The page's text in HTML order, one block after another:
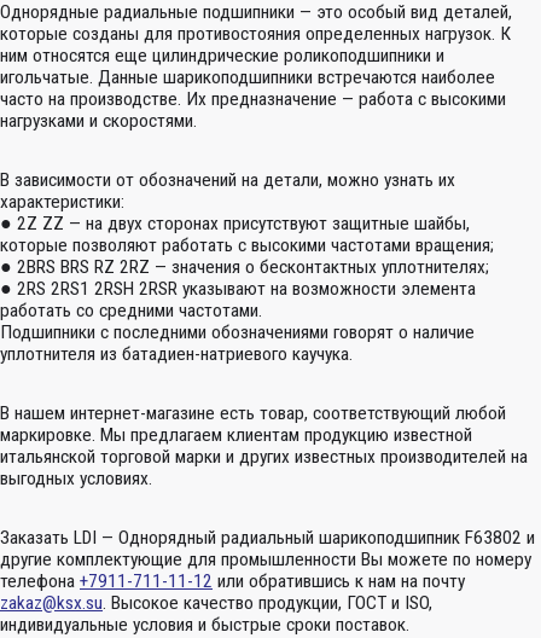
Однорядные радиальные подшипники — это особый вид деталей,
которые созданы для противостояния определенных нагрузок. К
ним относятся еще цилиндрические роликоподшипники и
игольчатые. Данные шарикоподшипники встречаются наиболее
часто на производстве. Их предназначение — работа с высокими
нагрузками и скоростями.
В зависимости от обозначений на детали, можно узнать их
характеристики:
● 2Z ZZ — на двух сторонах присутствуют защитные шайбы,
которые позволяют работать с высокими частотами вращения;
● 2BRS BRS RZ 2RZ — значения о бесконтактных уплотнителях;
● 2RS 2RS1 2RSH 2RSR указывают на возможности элемента
работать со средними частотами.
Подшипники с последними обозначениями говорят о наличие
уплотнителя из батадиен-натриевого каучука.
В нашем интернет-магазине есть товар, соответствующий любой
маркировке. Мы предлагаем клиентам продукцию известной
итальянской торговой марки и других известных производителей на
выгодных условиях.
Заказать LDI — Однорядный радиальный шарикоподшипник F63802 и
другие комплектующие для промышленности Вы можете по номеру
телефона +7911-711-11-12 или обратившись к нам на почту
zakaz@ksx.su. Высокое качество продукции, ГОСТ и ISO,
индивидуальные условия и быстрые сроки поставок.